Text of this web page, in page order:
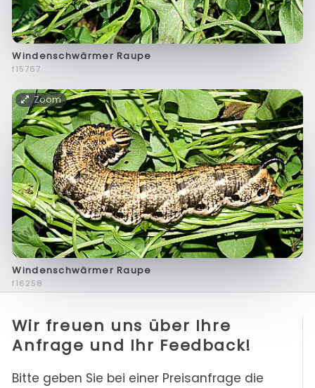
Windenschwärmer Raupe
f15767
Zoom
Windenschwärmer Raupe
f16258
Wir freuen uns über Ihre
Anfrage und Ihr Feedback!
Bitte geben Sie bei einer Preisanfrage die